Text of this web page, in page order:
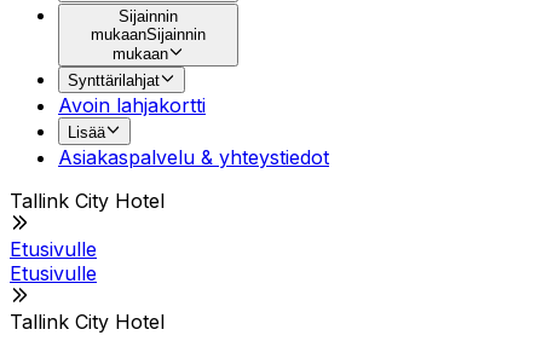
Sijainnin
mukaanSijainnin
mukaan
Synttärilahjat
Avoin lahjakortti
Lisää
Asiakaspalvelu & yhteystiedot
Tallink City Hotel
Etusivulle
Etusivulle
Tallink City Hotel